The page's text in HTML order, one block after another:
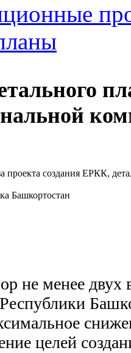
проекта создания ЕРКК,
Башкортостан
не менее двух
целей